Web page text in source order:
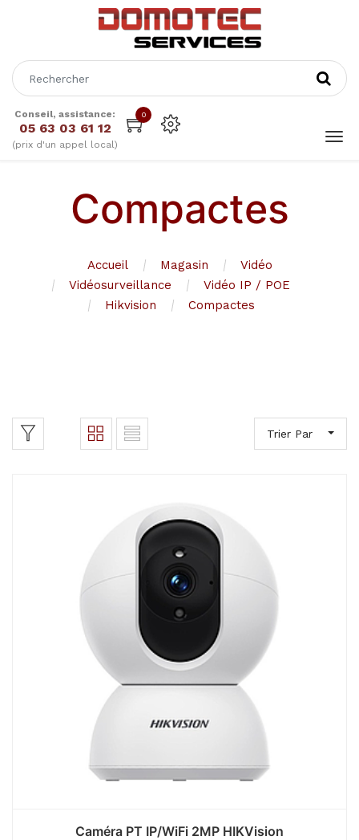
Conseil, assistance:
05 63 03 61 12
(prix d'un appel local)
0
Compactes
Accueil Magasin
Vidéo
Vidéosurveillance
Vidéo IP / POE
Hikvision
Compactes
Trier Par
Caméra PT IP/WiFi 2MP HIKVision